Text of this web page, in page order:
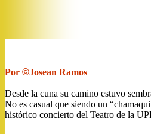
Por ©Josean Ramos
Desde la cuna su camino estuvo
No es casual que siendo un
histórico concierto del Teatro de la